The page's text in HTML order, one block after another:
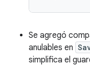
Se agregó
anulables en
simplifica el